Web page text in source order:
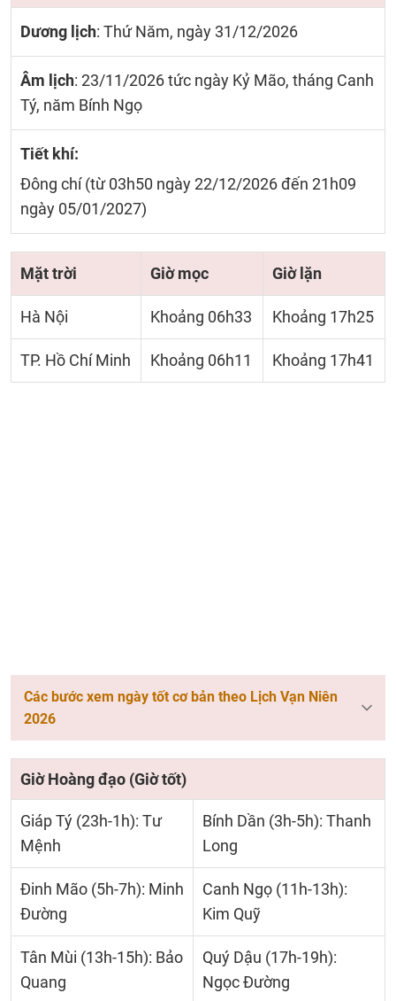
Dương lịch: Thứ Năm, ngày 31/12/2026
Âm lịch: 23/11/2026 tức ngày Kỷ Mão, tháng Canh
Tý, năm Bính Ngọ
Tiết khí:
Đông chí (từ 03h50 ngày 22/12/2026 đến 21h09
ngày 05/01/2027)
Mặt trời Giờ mọc Giờ lặn
Hà Nội Khoảng 06h33 Khoảng 17h25
TP. Hồ Chí Minh Khoảng 06h11 Khoảng 17h41
Các bước xem ngày tốt cơ bản theo Lịch Vạn Niên
2026
Giờ Hoàng đạo (Giờ tốt)
Giáp Tý (23h-1h): Tư
Mệnh
Bính Dần (3h-5h): Thanh
Long
Đinh Mão (5h-7h): Minh
Đường
Canh Ngọ (11h-13h):
Kim Quỹ
Tân Mùi (13h-15h): Bảo
Quang
Quý Dậu (17h-19h):
Ngọc Đường